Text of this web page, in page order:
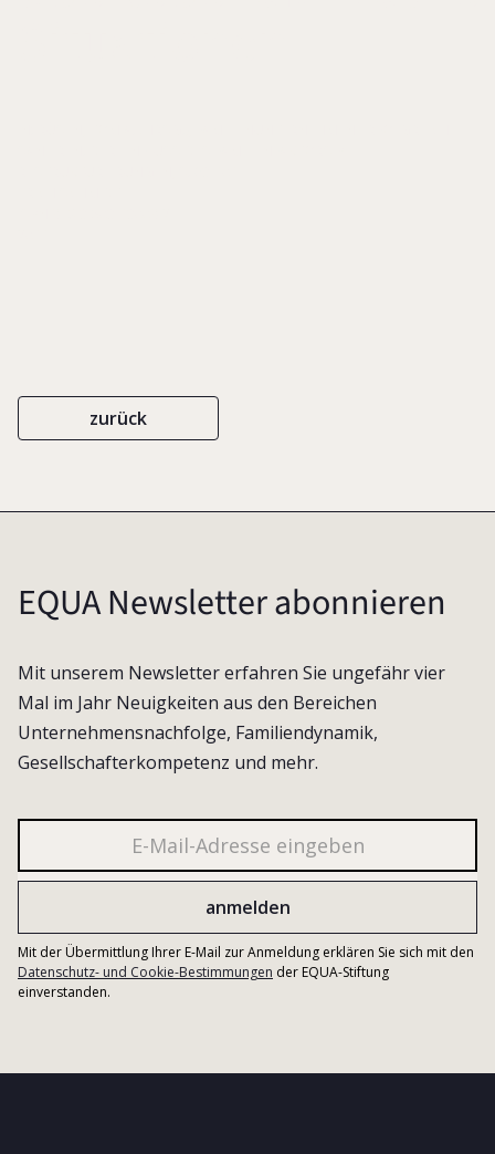
zurück
EQUA Newsletter abonnieren
Mit unserem Newsletter erfahren Sie ungefähr vier
Mal im Jahr Neuigkeiten aus den Bereichen
Unternehmensnachfolge, Familiendynamik,
Gesellschafterkompetenz und mehr.
Mit der Übermittlung Ihrer E-Mail zur Anmeldung erklären Sie sich mit den
Datenschutz- und Cookie-Bestimmungen der EQUA-Stiftung
einverstanden.